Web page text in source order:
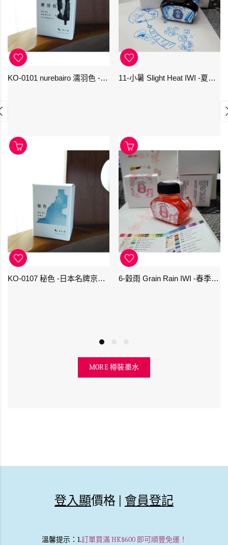
KO-0101 nurebairo 濡羽色 -日本名牌京の音樽裝鋼筆墨水40ml 4573356130012
KO-0107 秘色 -日本名牌京の音樽裝鋼筆墨水 4573356130234 - 40ml
11-小暑 Slight Heat IWI -夏季-24節氣色澤鋼筆墨水
6-穀雨 Grain Rain IWI -春季-24節氣色澤鋼筆墨水
MORE 樽裝墨水
登入顯價格 | 會員登記
溫馨提示：1.訂單買滿 HK$600 即可順豐免運！